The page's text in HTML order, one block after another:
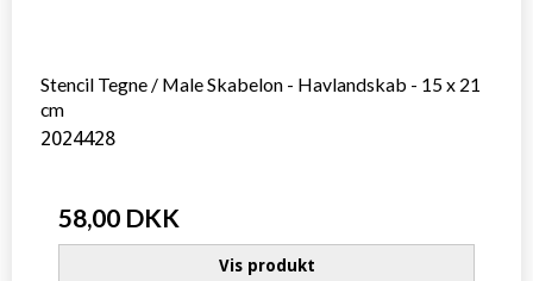
Stencil Tegne / Male Skabelon - Havlandskab - 15 x 21
cm
2024428
58,00 DKK
Vis produkt